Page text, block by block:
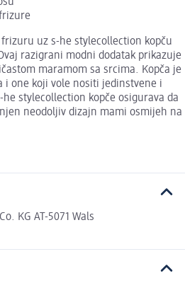
uz s-he stylecollection kopču
razigrani modni dodatak prikazuje
maramom sa srcima. Kopča je
i one koji vole nositi jedinstvene i
stylecollection kopče osigurava da
neodoljiv dizajn mami osmijeh na
KG AT-5071 Wals